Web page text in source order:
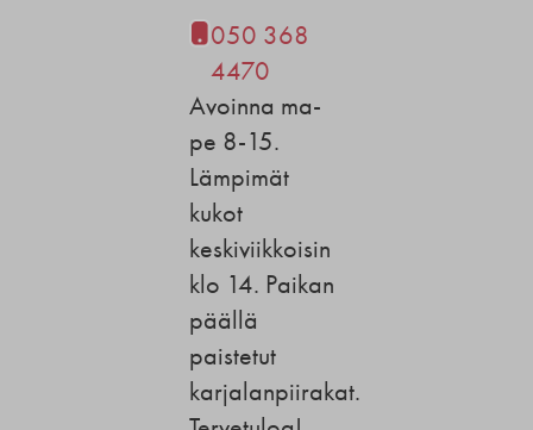
050 368
4470
Avoinna ma-
pe 8-15.
Lämpimät
kukot
keskiviikkoisin
klo 14. Paikan
päällä
paistetut
karjalanpiirakat.